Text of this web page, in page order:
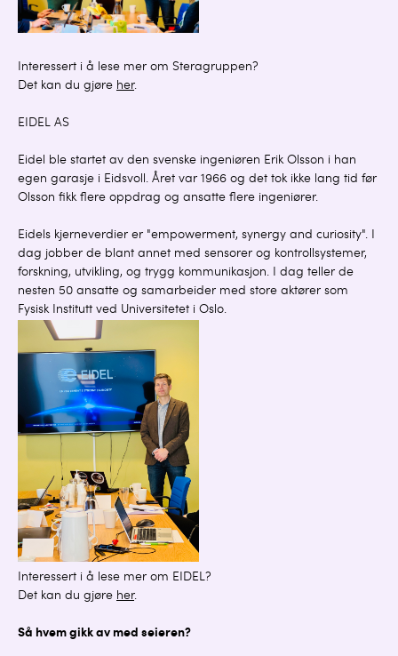
Interessert i å lese mer om Steragruppen?
Det kan du gjøre her.
EIDEL AS
Eidel ble startet av den svenske ingeniøren Erik Olsson i han
egen garasje i Eidsvoll. Året var 1966 og det tok ikke lang tid før
Olsson fikk flere oppdrag og ansatte flere ingeniører.
Eidels kjerneverdier er "empowerment, synergy and curiosity". I
dag jobber de blant annet med sensorer og kontrollsystemer,
forskning, utvikling, og trygg kommunikasjon. I dag teller de
nesten 50 ansatte og samarbeider med store aktører som
Fysisk Institutt ved Universitetet i Oslo.
Interessert i å lese mer om EIDEL?
Det kan du gjøre her.
Så hvem gikk av med seieren?